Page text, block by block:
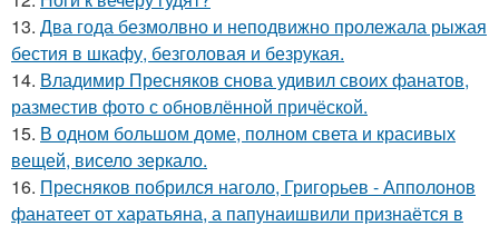
13. Два года безмолвно и неподвижно пролежала рыжая
бестия в шкафу, безголовая и безрукая.
14. Владимир Пресняков снова удивил своих фанатов,
разместив фото с обновлённой причёской.
15. В одном большом доме, полном света и красивых
вещей, висело зеркало.
16. Пресняков побрился наголо, Григорьев - Апполонов
фанатеет от харатьяна, а папунаишвили признаётся в